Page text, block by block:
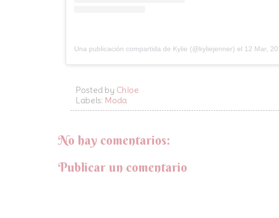
Una publicación compartida de Kylie (@kyliejenner) el 12 Mar, 2019
Posted by Chloe
Labels: Moda
No hay comentarios:
Publicar un comentario